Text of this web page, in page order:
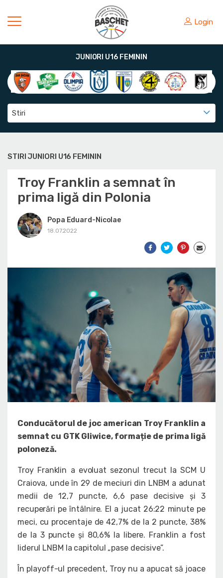
Login
JUNIORI U16 FEMININ
Stiri
STIRI JUNIORI U16 FEMININ
Troy Franklin a semnat în
prima ligă din Polonia
Popa Eduard-Nicolae
18.07.2022
Conducătorul de joc american Troy Franklin a
semnat cu GTK Gliwice, formație de prima ligă
poloneză.
Troy Franklin a evoluat sezonul trecut la SCM U
Craiova, unde în 29 de meciuri din LNBM a adunat
medii de 12,7 puncte, 6,6 pase decisive și 3
recuperări pe întâlnire. El a jucat 26:22 minute pe
meci, cu procentaje de 42,7% de la 2 puncte, 38%
de la 3 puncte și 80,6% la libere. Franklin a fost
liderul LNBM la capitolul „pase decisive”.
În playoff-ul precedent, Troy nu a apucat să joace